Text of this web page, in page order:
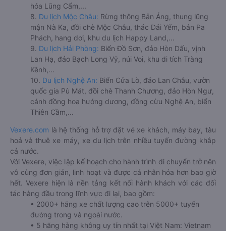
hóa Lũng Cẩm,...
8. Du lịch Mộc Châu: Rừng thông Bản Áng, thung lũng
mận Nà Ka, đồi chè Mộc Châu, thác Dải Yếm, bản Pa
Phách, hang dơi, khu du lịch Happy Land,...
9. Du lịch Hải Phòng: Biển Đồ Sơn, đảo Hòn Dấu, vịnh
Lan Hạ, đảo Bạch Long Vỹ, núi Voi, khu di tích Tràng
Kênh,...
10. Du lịch Nghệ An: Biển Cửa Lò, đảo Lan Châu, vườn
quốc gia Pù Mát, đồi chè Thanh Chương, đảo Hòn Ngư,
cánh đồng hoa hướng dương, đồng cừu Nghệ An, biển
Thiên Cầm,...
Vexere.com là hệ thống hỗ trợ đặt vé xe khách, máy bay, tàu
hoả và thuê xe máy, xe du lịch trên nhiều tuyến đường khắp
cả nước.
Với Vexere, việc lập kế hoạch cho hành trình di chuyển trở nên
vô cùng đơn giản, linh hoạt và được cá nhân hóa hơn bao giờ
hết. Vexere hiện là nền tảng kết nối hành khách với các đối
tác hàng đầu trong lĩnh vực đi lại, bao gồm:
• 2000+ hãng xe chất lượng cao trên 5000+ tuyến
đường trong và ngoài nước.
• 5 hãng hàng không uy tín nhất tại Việt Nam: Vietnam